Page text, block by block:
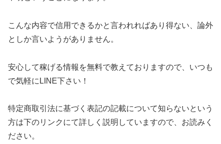
こんな内容で信用できるかと言われればあり得ない、論外
としか言いようがありません。
安心して稼げる情報を無料で教えておりますので、いつも
で気軽にLINE下さい！
特定商取引法に基づく表記の記載について知らないという
方は下のリンクにて詳しく説明していますので、お読みく
ださい。